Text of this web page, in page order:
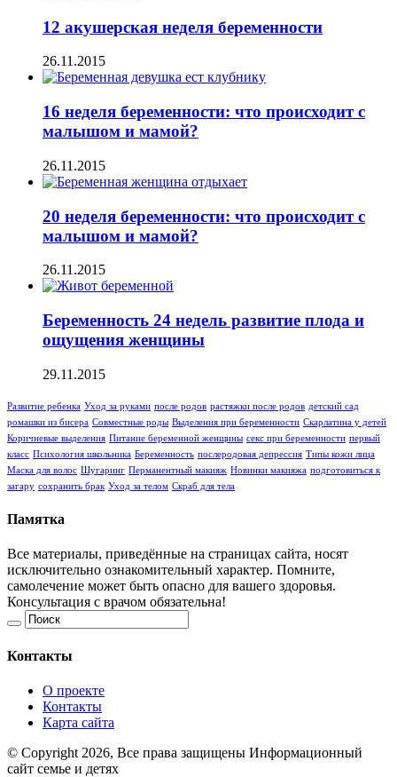
12 акушерская неделя беременности
26.11.2015
16 неделя беременности: что происходит с
малышом и мамой?
26.11.2015
20 неделя беременности: что происходит с
малышом и мамой?
26.11.2015
Беременность 24 недель развитие плода и
ощущения женщины
29.11.2015
Развитие ребенка Уход за руками после родов растяжки после родов детский сад
ромашки из бисера Совместные роды Выделения при беременности Скарлатина у детей
Коричневые выделения Питание беременной женщины секс при беременности первый
класс Психология школьника Беременность послеродовая депрессия Типы кожи лица
Маска для волос Шугаринг Перманентный макияж Новинки макияжа подготовиться к
загару сохранить брак Уход за телом Скраб для тела
Памятка
Все материалы, приведённые на страницах сайта, носят
исключительно ознакомительный характер. Помните,
самолечение может быть опасно для вашего здоровья.
Консультация с врачом обязательна!
Контакты
О проекте
Контакты
Карта сайта
© Copyright 2026, Все права защищены Информационный
сайт семье и детях